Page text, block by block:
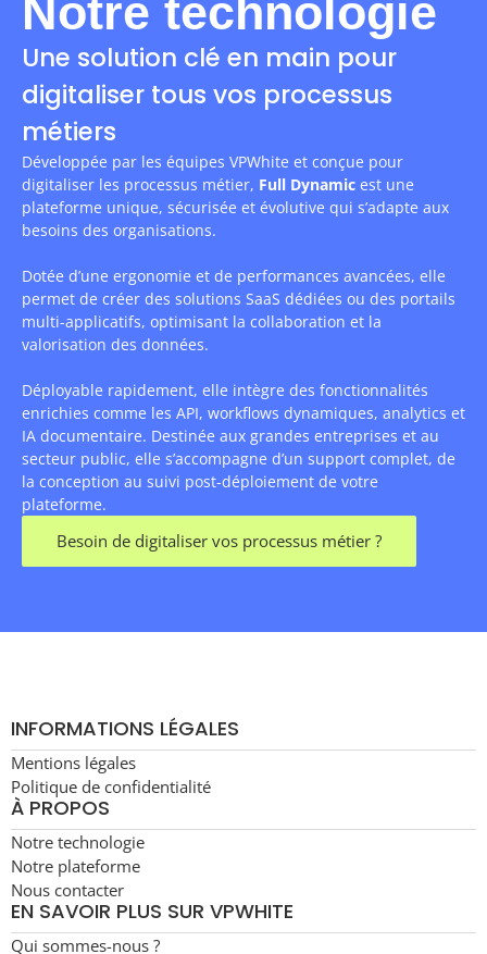
Notre technologie
Une solution clé en main pour
digitaliser tous vos processus
métiers
Développée par les équipes VPWhite et conçue pour
digitaliser les processus métier, Full Dynamic est une
plateforme unique, sécurisée et évolutive qui s’adapte aux
besoins des organisations.
Dotée d’une ergonomie et de performances avancées, elle
permet de créer des solutions SaaS dédiées ou des portails
multi-applicatifs, optimisant la collaboration et la
valorisation des données.
Déployable rapidement, elle intègre des fonctionnalités
enrichies comme les API, workflows dynamiques, analytics et
IA documentaire. Destinée aux grandes entreprises et au
secteur public, elle s’accompagne d’un support complet, de
la conception au suivi post-déploiement de votre
plateforme.
Besoin de digitaliser vos processus métier ?
INFORMATIONS LÉGALES
Mentions légales
Politique de confidentialité
À PROPOS
Notre technologie
Notre plateforme
Nous contacter
EN SAVOIR PLUS SUR VPWHITE
Qui sommes-nous ?